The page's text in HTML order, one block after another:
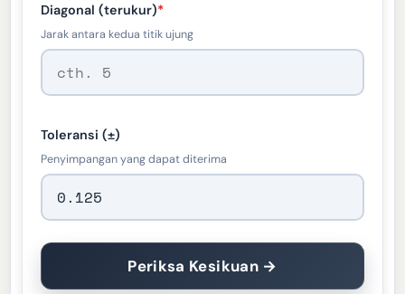
Diagonal (terukur)*
Jarak antara kedua titik ujung
Toleransi (±)
Penyimpangan yang dapat diterima
Periksa Kesikuan →